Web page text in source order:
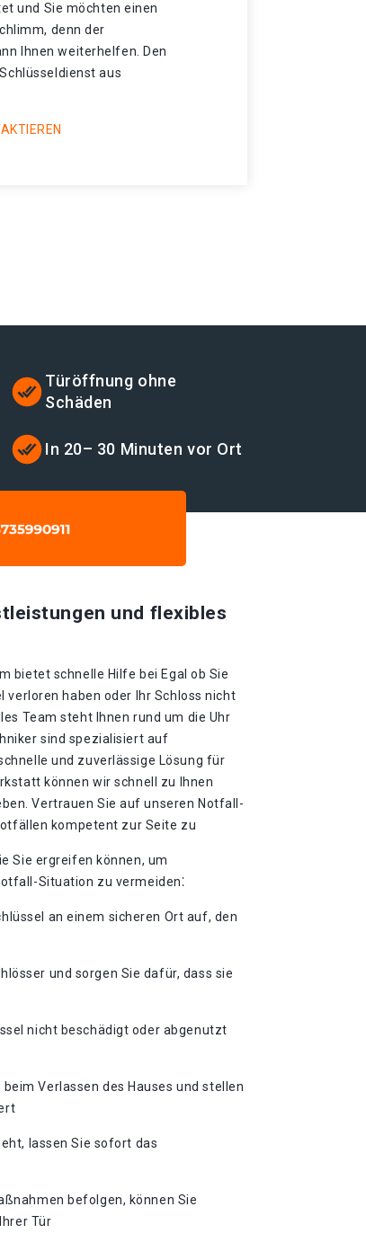
und Sie möchten einen
denn der
Ihnen weiterhelfen. Den
aus
Türöffnung ohne
Schäden
In 20– 30 Minuten vor Ort
und flexibles
bietet schnelle Hilfe bei Egal ob Sie
verloren haben oder Ihr Schloss nicht
Team steht Ihnen rund um die Uhr
sind spezialisiert auf
und zuverlässige Lösung für
können wir schnell zu Ihnen
Vertrauen Sie auf unseren Notfall-
kompetent zur Seite zu
Sie ergreifen können, um
Situation zu vermeiden⁚
an einem sicheren Ort auf, den
und sorgen Sie dafür, dass sie
nicht beschädigt oder abgenutzt
Verlassen des Hauses und stellen
lassen Sie sofort das
befolgen, können Sie
Tür